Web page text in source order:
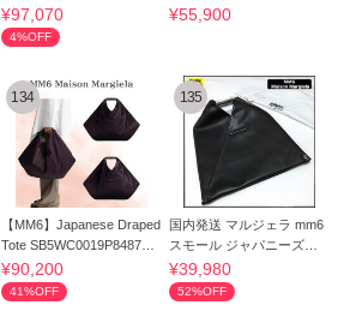
トートバッグ
¥97,070
4%OFF
アングルバッグ
¥55,900
134
【MM6】Japanese Draped
Tote SB5WC0019P8487T5
075
¥90,200
41%OFF
135
国内発送 マルジェラ mm6
スモール ジャパニーズト
ートバッグ
¥39,980
52%OFF